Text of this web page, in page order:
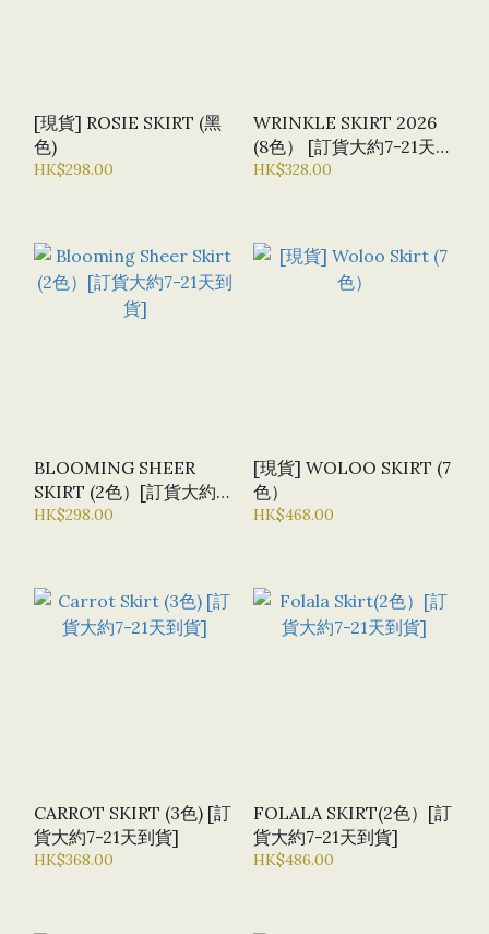
[現貨] ROSIE SKIRT (黑
色)
HK$298.00
WRINKLE SKIRT 2026
(8色） [訂貨大約7-21天到
貨]
HK$328.00
BLOOMING SHEER
SKIRT (2色）[訂貨大約7-
21天到貨]
HK$298.00
[現貨] WOLOO SKIRT (7
色）
HK$468.00
CARROT SKIRT (3色) [訂
貨大約7-21天到貨]
HK$368.00
FOLALA SKIRT(2色）[訂
貨大約7-21天到貨]
HK$486.00